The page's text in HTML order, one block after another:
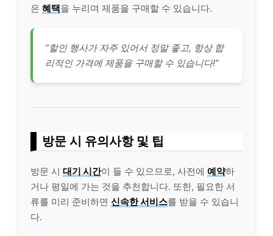
은 혜택을 누리며 제품을 구매할 수 있습니다.
“할인 행사가 자주 있어서 정말 좋고, 항상 합
리적인 가격에 제품을 구매할 수 있습니다!”
방문 시 유의사항 및 팁
방문 시 대기 시간이 들 수 있으므로, 사전에 예약하
거나 평일에 가는 것을 추천합니다. 또한, 필요한 서
류를 미리 준비하면 신속한 서비스를 받을 수 있습니
다.